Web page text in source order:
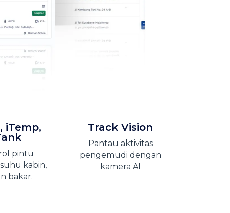
iTemp,
pintu
kabin,
bakar.
Track Vision
Pantau aktivitas
pengemudi dengan
kamera AI